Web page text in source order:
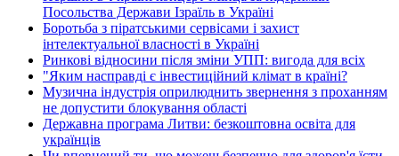
Посольства Держави Ізраїль в Україні
Боротьба з піратськими сервісами і захист
інтелектуальної власності в Україні
Ринкові відносини після зміни УПП: вигода для всіх
"Яким насправді є інвестиційний клімат в країні?
Музична індустрія оприлюднить звернення з проханням
не допустити блокування області
Державна програма Литви: безкоштовна освіта для
українців